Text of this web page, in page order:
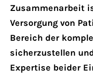
Zusammenarbeit
Versorgung von
Bereich der
sicherzustellen
Expertise beider